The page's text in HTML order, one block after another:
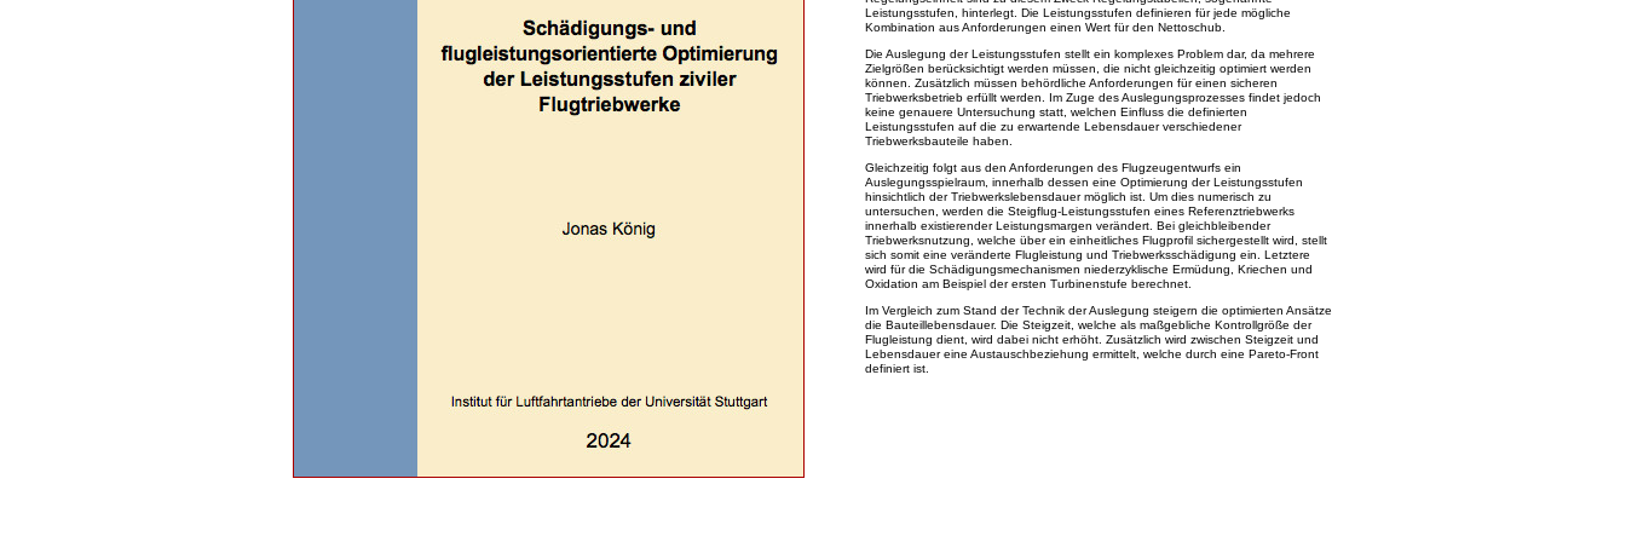
Leistungsstufen, hinterlegt. Die Leistungsstufen definieren für jede mögliche
Kombination aus Anforderungen einen Wert für den Nettoschub.
Die Auslegung der Leistungsstufen stellt ein komplexes Problem dar, da mehrere
Zielgrößen berücksichtigt werden müssen, die nicht gleichzeitig optimiert werden
können. Zusätzlich müssen behördliche Anforderungen für einen sicheren
Triebwerksbetrieb erfüllt werden. Im Zuge des Auslegungsprozesses findet jedoch
keine genauere Untersuchung statt, welchen Einfluss die definierten
Leistungsstufen auf die zu erwartende Lebensdauer verschiedener
Triebwerksbauteile haben.
Gleichzeitig folgt aus den Anforderungen des Flugzeugentwurfs ein
Auslegungsspielraum, innerhalb dessen eine Optimierung der Leistungsstufen
hinsichtlich der Triebwerkslebensdauer möglich ist. Um dies numerisch zu
untersuchen, werden die Steigflug-Leistungsstufen eines Referenztriebwerks
innerhalb existierender Leistungsmargen verändert. Bei gleichbleibender
Triebwerksnutzung, welche über ein einheitliches Flugprofil sichergestellt wird, stellt
sich somit eine veränderte Flugleistung und Triebwerksschädigung ein. Letztere
wird für die Schädigungsmechanismen niederzyklische Ermüdung, Kriechen und
Oxidation am Beispiel der ersten Turbinenstufe berechnet.
Im Vergleich zum Stand der Technik der Auslegung steigern die optimierten Ansätze
die Bauteillebensdauer. Die Steigzeit, welche als maßgebliche Kontrollgröße der
Flugleistung dient, wird dabei nicht erhöht. Zusätzlich wird zwischen Steigzeit und
Lebensdauer eine Austauschbeziehung ermittelt, welche durch eine Pareto-Front
definiert ist.